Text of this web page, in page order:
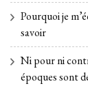
Pourquoi je
savoir
Ni pour ni
époques sont